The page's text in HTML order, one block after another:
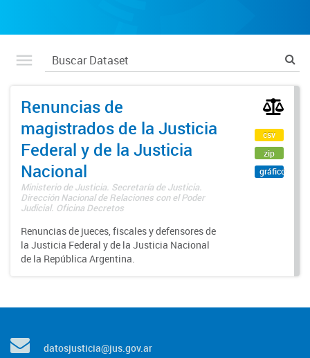
Renuncias de
magistrados de la Justicia
Federal y de la Justicia
Nacional
Ministerio de Justicia. Secretaría de Justicia.
Dirección Nacional de Relaciones con el Poder
Judicial. Oficina Decretos
Renuncias de jueces, fiscales y defensores de
la Justicia Federal y de la Justicia Nacional
de la República Argentina.
csv
zip
gráfico
datosjusticia@jus.gov.ar